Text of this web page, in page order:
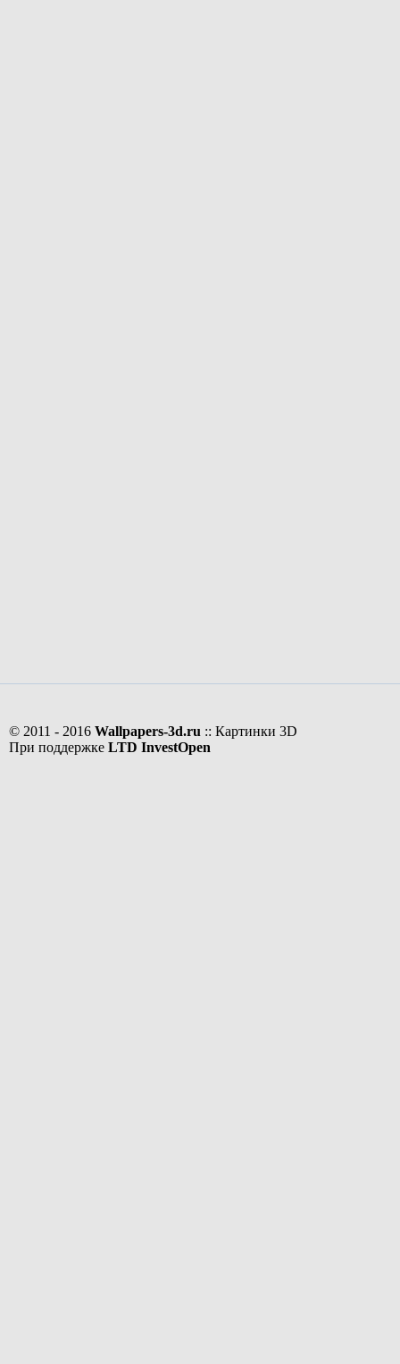
© 2011 - 2016 Wallpapers-3d.ru :: Картинки 3D
При поддержке LTD InvestOpen